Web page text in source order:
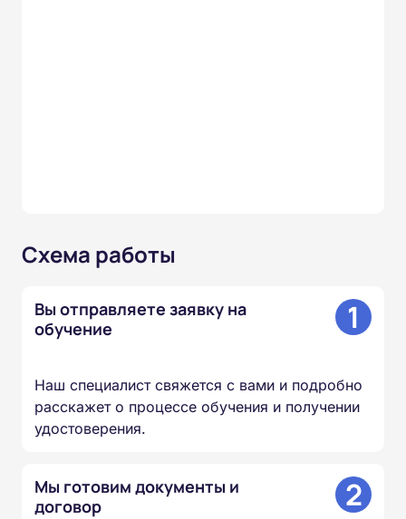
Схема работы
Вы отправляете заявку на
обучение
1
Наш специалист свяжется с вами и подробно
расскажет о процессе обучения и получении
удостоверения.
Мы готовим документы и
договор
2